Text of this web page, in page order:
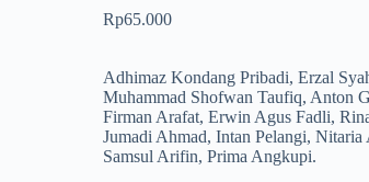
Rp65.000
Adhimaz Kondang Pribadi, Erzal
Muhammad Shofwan Taufiq, Anton
Firman Arafat, Erwin Agus Fadli,
Jumadi Ahmad, Intan Pelangi, Nitaria
Samsul Arifin, Prima Angkupi.